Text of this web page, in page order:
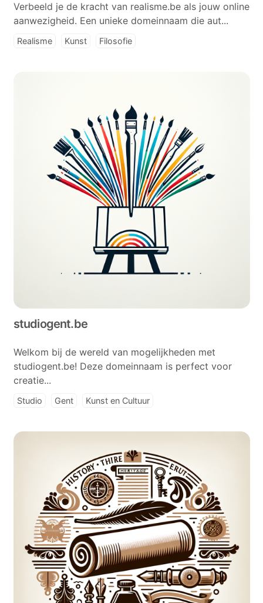
Verbeeld je de kracht van realisme.be als jouw online
aanwezigheid. Een unieke domeinnaam die aut...
Realisme Kunst Filosofie
studiogent.be
Welkom bij de wereld van mogelijkheden met
studiogent.be! Deze domeinnaam is perfect voor
creatie...
Studio Gent Kunst en Cultuur